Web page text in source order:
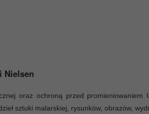
Nielsen
oraz ochroną przed promieniowaniem
sztuki malarskiej, rysunków, obrazów,